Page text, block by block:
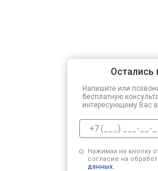
Остались
Напишите или
бесплатную
интересующему Вас
Нажимая на кнопку
согласие на
данных.